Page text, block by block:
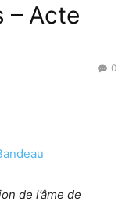
– Acte
0
de l’âme de